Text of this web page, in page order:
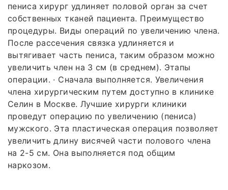
пениса хирург удлиняет половой орган за счет
собственных тканей пациента. Преимущество
процедуры. Виды операций по увеличению члена.
После рассечения связка удлиняется и
вытягивает часть пениса, таким образом можно
увеличить член на 3 см (в среднем). Этапы
операции. · Сначала выполняется. Увеличения
члена хирургическим путем доступно в клинике
Селин в Москве. Лучшие хирурги клиники
проведут операцию по увеличению (пениса)
мужского. Эта пластическая операция позволяет
увеличить длину висячей части полового члена
на 2-5 см. Она выполняется под общим
наркозом.